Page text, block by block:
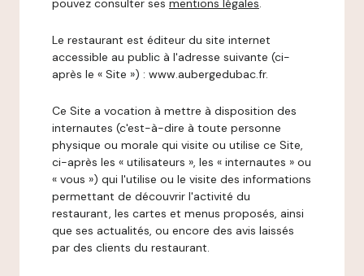
pouvez consulter ses mentions légales.
Le restaurant est éditeur du site internet
accessible au public à l'adresse suivante (ci-
après le « Site ») : www.aubergedubac.fr.
Ce Site a vocation à mettre à disposition des
internautes (c'est-à-dire à toute personne
physique ou morale qui visite ou utilise ce Site,
ci-après les « utilisateurs », les « internautes » ou
« vous ») qui l'utilise ou le visite des informations
permettant de découvrir l'activité du
restaurant, les cartes et menus proposés, ainsi
que ses actualités, ou encore des avis laissés
par des clients du restaurant.